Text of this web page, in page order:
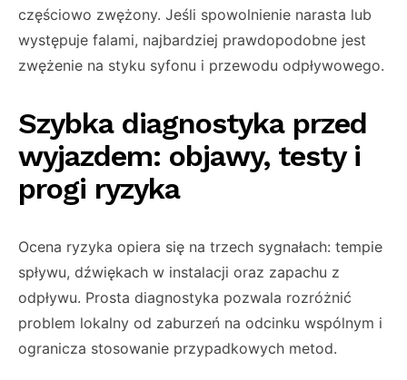
częściowo zwężony. Jeśli spowolnienie narasta lub
występuje falami, najbardziej prawdopodobne jest
zwężenie na styku syfonu i przewodu odpływowego.
Szybka diagnostyka przed
wyjazdem: objawy, testy i
progi ryzyka
Ocena ryzyka opiera się na trzech sygnałach: tempie
spływu, dźwiękach w instalacji oraz zapachu z
odpływu. Prosta diagnostyka pozwala rozróżnić
problem lokalny od zaburzeń na odcinku wspólnym i
ogranicza stosowanie przypadkowych metod.